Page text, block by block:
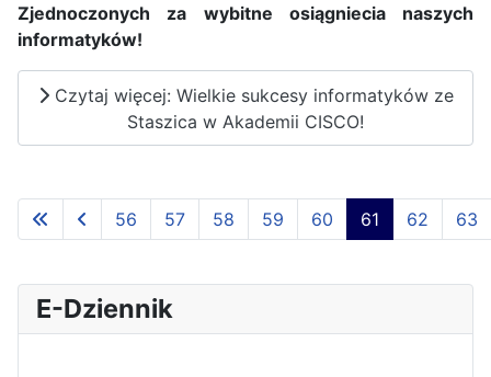
Zjednoczonych za wybitne osiągniecia naszych
informatyków!
Czytaj więcej: Wielkie sukcesy informatyków ze
Staszica w Akademii CISCO!
Strona 61 z 65
56 57 58 59 60 61 62 63
E-Dziennik